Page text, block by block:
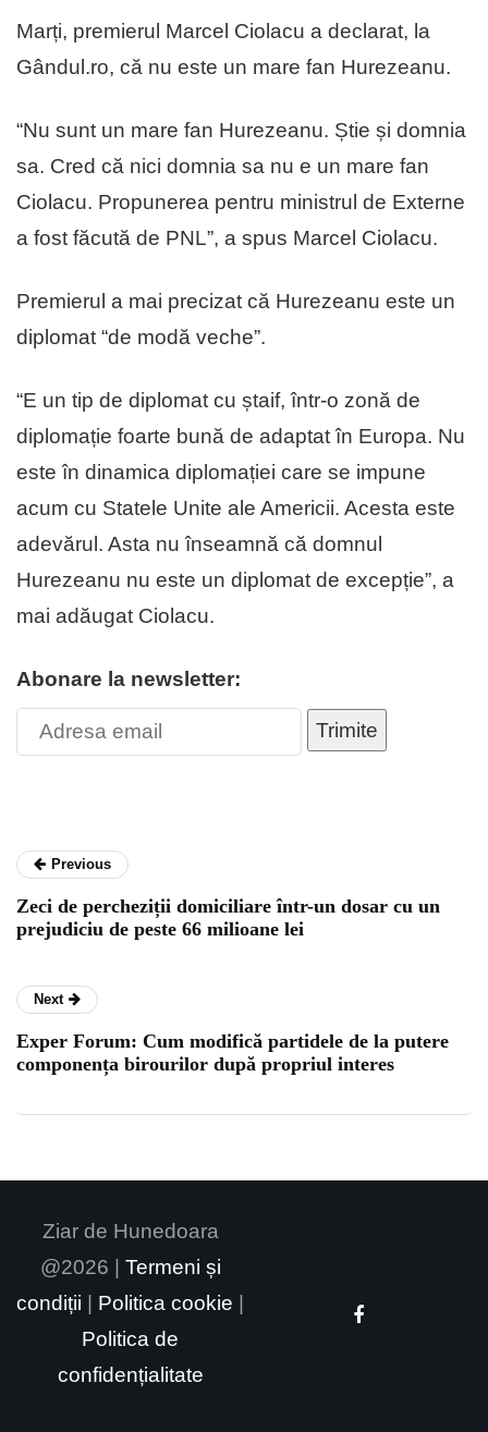
Marți, premierul Marcel Ciolacu a declarat, la
Gândul.ro, că nu este un mare fan Hurezeanu.
“Nu sunt un mare fan Hurezeanu. Știe și domnia
sa. Cred că nici domnia sa nu e un mare fan
Ciolacu. Propunerea pentru ministrul de Externe
a fost făcută de PNL”, a spus Marcel Ciolacu.
Premierul a mai precizat că Hurezeanu este un
diplomat “de modă veche”.
“E un tip de diplomat cu ștaif, într-o zonă de
diplomație foarte bună de adaptat în Europa. Nu
este în dinamica diplomației care se impune
acum cu Statele Unite ale Americii. Acesta este
adevărul. Asta nu înseamnă că domnul
Hurezeanu nu este un diplomat de excepție”, a
mai adăugat Ciolacu.
Abonare la newsletter:
Trimite
Previous
Zeci de percheziții domiciliare într-un dosar cu un
prejudiciu de peste 66 milioane lei
Next
Exper Forum: Cum modifică partidele de la putere
componența birourilor după propriul interes
Ziar de Hunedoara
@2026 | Termeni și
condiții | Politica cookie |
Politica de
confidențialitate